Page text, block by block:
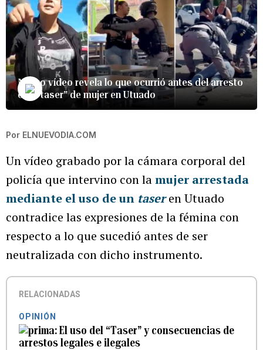
Nuevo vídeo revela lo que ocurrió antes del arresto
con “taser” de mujer en Utuado
Por ELNUEVODIA.COM
Un vídeo grabado por la cámara corporal del
policía que intervino con lamujer arrestada
mediante el uso de un taseren Utuado
contradice las expresiones de la fémina con
respecto a lo que sucedió antes de ser
neutralizada con dicho instrumento.
RELACIONADAS
OPINIÓN
El uso del “Taser” y consecuencias de
arrestos legales e ilegales